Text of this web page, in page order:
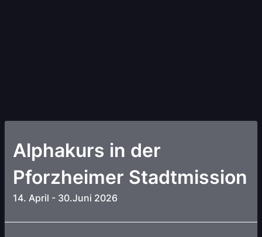
Alphakurs in der
Pforzheimer Stadtmission
14. April - 30.Juni 2026